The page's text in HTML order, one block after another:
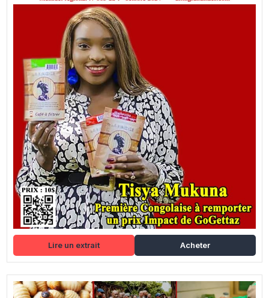
Lire un extrait Acheter